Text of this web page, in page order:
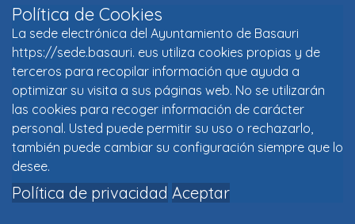
Política de Cookies
La sede electrónica del Ayuntamiento de Basauri
https://sede.basauri. eus utiliza cookies propias y de
terceros para recopilar información que ayuda a
optimizar su visita a sus páginas web. No se utilizarán
las cookies para recoger información de carácter
personal. Usted puede permitir su uso o rechazarlo,
también puede cambiar su configuración siempre que lo
desee.
Política de privacidad Aceptar